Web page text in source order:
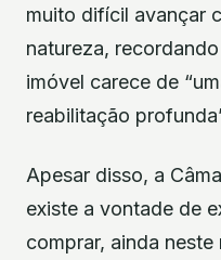
muito difícil avançar
natureza,
imóvel carece de
reabilitação
Apesar disso, a
existe a vontade de
comprar, ainda